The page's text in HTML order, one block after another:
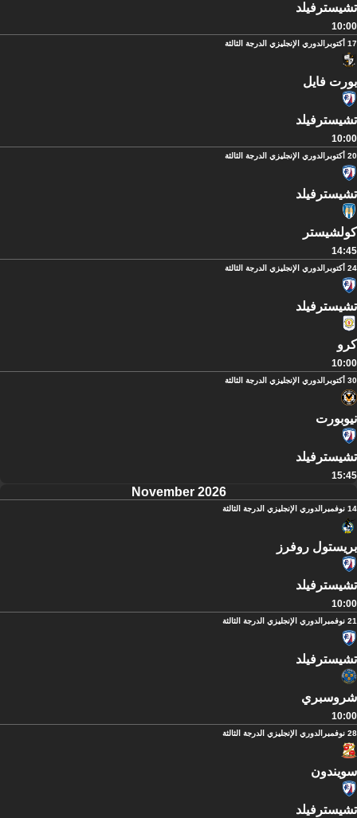
تشيسترفيلد
10:00
17 أكتوبر الدوري الإنجليزي الدرجة الثالثة
بورت فايل
تشيسترفيلد
10:00
20 أكتوبر الدوري الإنجليزي الدرجة الثالثة
تشيسترفيلد
كولشيستر
14:45
24 أكتوبر الدوري الإنجليزي الدرجة الثالثة
تشيسترفيلد
كرو
10:00
30 أكتوبر الدوري الإنجليزي الدرجة الثالثة
نيوبورت
تشيسترفيلد
15:45
November 2026
14 نوفمبر الدوري الإنجليزي الدرجة الثالثة
بريستول روفرز
تشيسترفيلد
10:00
21 نوفمبر الدوري الإنجليزي الدرجة الثالثة
تشيسترفيلد
شروسبري
10:00
28 نوفمبر الدوري الإنجليزي الدرجة الثالثة
سويندون
تشيسترفيلد